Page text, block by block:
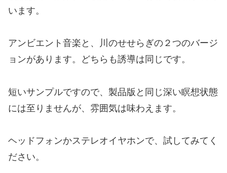
います。
アンビエント音楽と、川のせせらぎの２つのバージ
ョンがあります。どちらも誘導は同じです。
短いサンプルですので、製品版と同じ深い瞑想状態
には至りませんが、雰囲気は味わえます。
ヘッドフォンかステレオイヤホンで、試してみてく
ださい。